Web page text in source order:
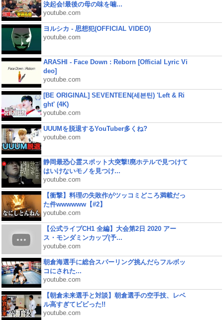
決起会!最後の母の味を噛...
youtube.com
ヨルシカ - 思想犯(OFFICIAL VIDEO)
youtube.com
ARASHI - Face Down : Reborn [Official Lyric Vi
deo]
youtube.com
[BE ORIGINAL] SEVENTEEN(세븐틴) 'Left & Ri
ght' (4K)
youtube.com
UUUMを脱退するYouTuber多くね?
youtube.com
静岡最恐心霊スポット大突撃!廃ホテルで見つけて
はいけないモノを見つけ...
youtube.com
【衝撃】料理の失敗作がツッコミどころ満載だっ
た件wwwwww【#2】
youtube.com
【公式ライブCH1 全編】大会第2日 2020 アー
ス・モンダミンカップ(予...
youtube.com
朝倉海選手に総合スパーリング挑んだらフルボッ
コにされた...
youtube.com
【朝倉未来選手と対談】朝倉選手の空手技、レベ
ル高すぎてビビった!!
youtube.com